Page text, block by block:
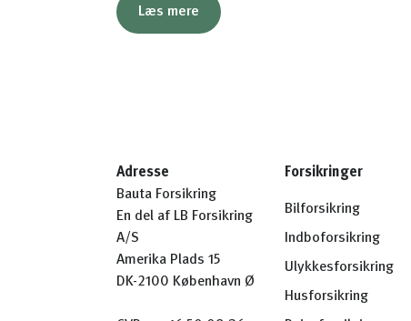
Læs mere
Adresse
Bauta Forsikring
En del af LB Forsikring
A/S
Amerika Plads 15
DK-2100 København Ø
Forsikringer
Bilforsikring
Indboforsikring
Ulykkesforsikring
Husforsikring